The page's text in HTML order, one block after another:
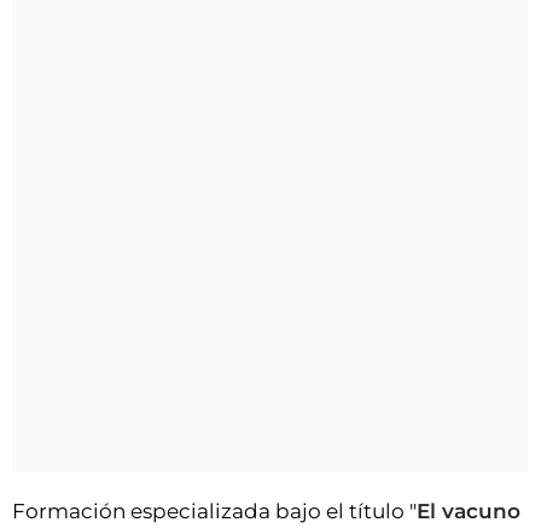
Formación especializada bajo el título "El vacuno